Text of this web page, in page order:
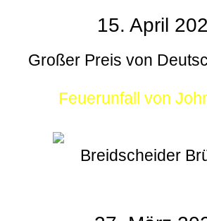
15. April
Großer Preis von
Feuerunfall von
Breidscheider